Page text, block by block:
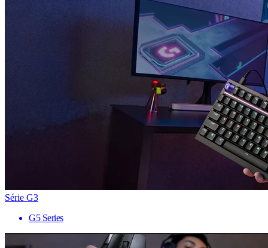
Série G3
G5 Series